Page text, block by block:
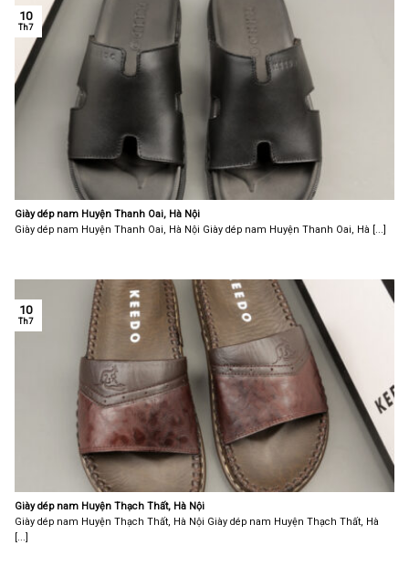
Giày dép nam Huyện Thanh Oai, Hà Nội
Giày dép nam Huyện Thanh Oai, Hà Nội Giày dép nam Huyện Thanh Oai, Hà [...]
10
Th7
Giày dép nam Huyện Thạch Thất, Hà Nội
Giày dép nam Huyện Thạch Thất, Hà Nội Giày dép nam Huyện Thạch Thất, Hà
[...]
10
Th7